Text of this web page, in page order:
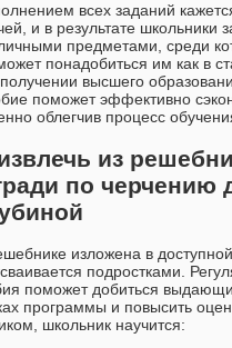
всех заданий
и в результате школьники
предметами, среди
понадобиться им как в
высшего
поможет эффективно
облегчив процесс
из
по черчению
изложена в
подростками.
поможет добиться
программы и повысить
школьник научится: